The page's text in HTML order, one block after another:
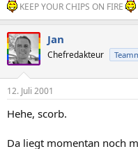
KEEP YOUR CHIPS ON FIRE
Jan
Chefredakteur
12. Juli 2001
Hehe, scorb.
Da liegt momentan noch